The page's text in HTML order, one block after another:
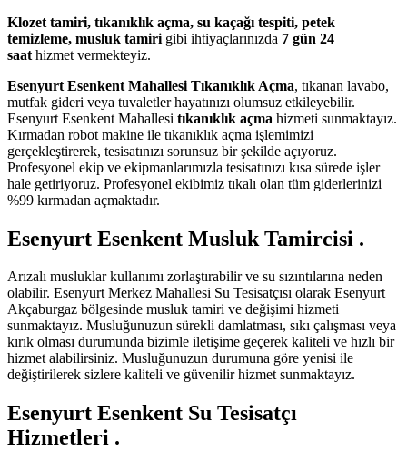
Klozet tamiri, tıkanıklık açma, su kaçağı tespiti, petek
temizleme, musluk tamiri gibi ihtiyaçlarınızda 7 gün 24
saat hizmet vermekteyiz.
Esenyurt Esenkent Mahallesi Tıkanıklık Açma, tıkanan lavabo,
mutfak gideri veya tuvaletler hayatınızı olumsuz etkileyebilir.
Esenyurt Esenkent Mahallesi tıkanıklık açma hizmeti sunmaktayız.
Kırmadan robot makine ile tıkanıklık açma işlemimizi
gerçekleştirerek, tesisatınızı sorunsuz bir şekilde açıyoruz.
Profesyonel ekip ve ekipmanlarımızla tesisatınızı kısa sürede işler
hale getiriyoruz. Profesyonel ekibimiz tıkalı olan tüm giderlerinizi
%99 kırmadan açmaktadır.
Esenyurt Esenkent Musluk Tamircisi .
Arızalı musluklar kullanımı zorlaştırabilir ve su sızıntılarına neden
olabilir. Esenyurt Merkez Mahallesi Su Tesisatçısı olarak Esenyurt
Akçaburgaz bölgesinde musluk tamiri ve değişimi hizmeti
sunmaktayız. Musluğunuzun sürekli damlatması, sıkı çalışması veya
kırık olması durumunda bizimle iletişime geçerek kaliteli ve hızlı bir
hizmet alabilirsiniz. Musluğunuzun durumuna göre yenisi ile
değiştirilerek sizlere kaliteli ve güvenilir hizmet sunmaktayız.
Esenyurt Esenkent Su Tesisatçı
Hizmetleri .